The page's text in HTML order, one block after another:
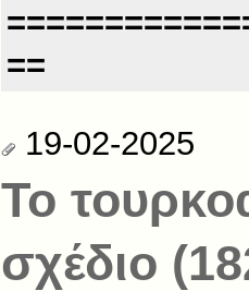
==
19-02-2025
Το
σχέδιο